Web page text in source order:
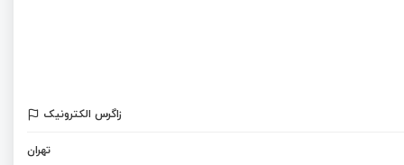
زاگرس الکترونیک
تهران